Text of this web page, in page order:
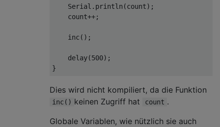
Serial . println (count);
    count
++;
    inc
();
    delay
(500);
}
Dies wird nicht kompiliert, da die Funktion
inc() keinen Zugriff hat count .
Globale Variablen, wie nützlich sie auch